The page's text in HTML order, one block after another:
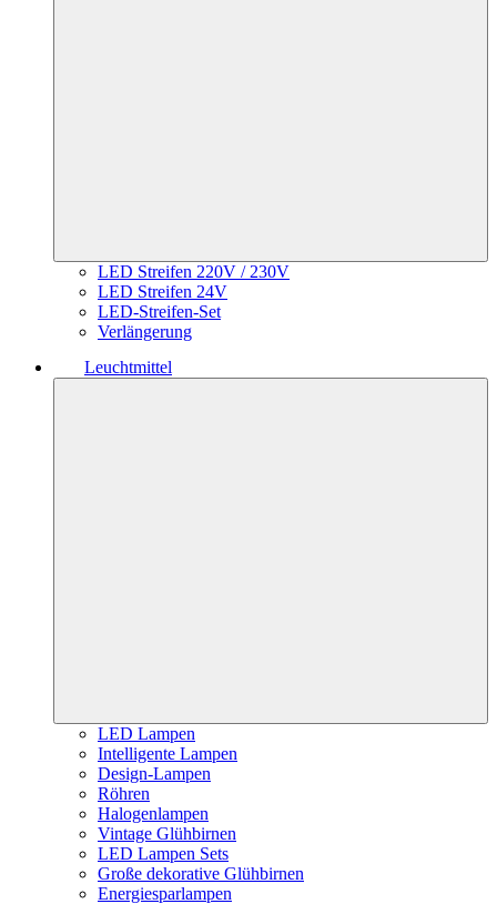
LED Streifen 220V / 230V
LED Streifen 24V
LED-Streifen-Set
Verlängerung
Leuchtmittel
LED Lampen
Intelligente Lampen
Design-Lampen
Röhren
Halogenlampen
Vintage Glühbirnen
LED Lampen Sets
Große dekorative Glühbirnen
Energiesparlampen